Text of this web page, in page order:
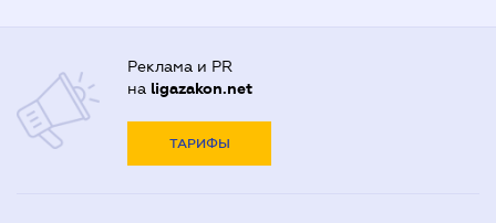
Реклама и PR
на ligazakon.net
ТАРИФЫ